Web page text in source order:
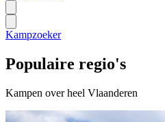
Kampzoeker
Populaire regio's
Kampen over heel Vlaanderen